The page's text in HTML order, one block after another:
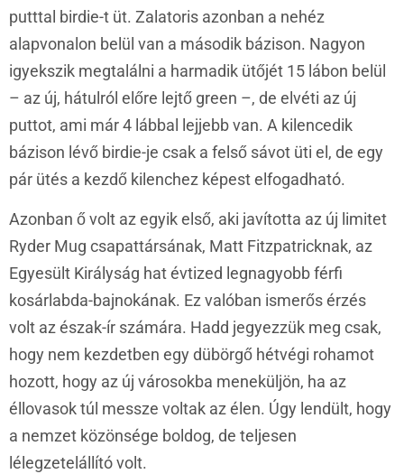
putttal birdie-t üt. Zalatoris azonban a nehéz
alapvonalon belül van a második bázison. Nagyon
igyekszik megtalálni a harmadik ütőjét 15 lábon belül
– az új, hátulról előre lejtő green –, de elvéti az új
puttot, ami már 4 lábbal lejjebb van. A kilencedik
bázison lévő birdie-je csak a felső sávot üti el, de egy
pár ütés a kezdő kilenchez képest elfogadható.
Azonban ő volt az egyik első, aki javította az új limitet
Ryder Mug csapattársának, Matt Fitzpatricknak, az
Egyesült Királyság hat évtized legnagyobb férfi
kosárlabda-bajnokának. Ez valóban ismerős érzés
volt az észak-ír számára. Hadd jegyezzük meg csak,
hogy nem kezdetben egy dübörgő hétvégi rohamot
hozott, hogy az új városokba meneküljön, ha az
éllovasok túl messze voltak az élen. Úgy lendült, hogy
a nemzet közönsége boldog, de teljesen
lélegzetelállító volt.